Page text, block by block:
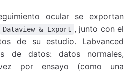
ocular se exportan
Dataview & Export , junto con el
de su estudio. Labvanced
de datos: datos normales,
por ensayo (como una